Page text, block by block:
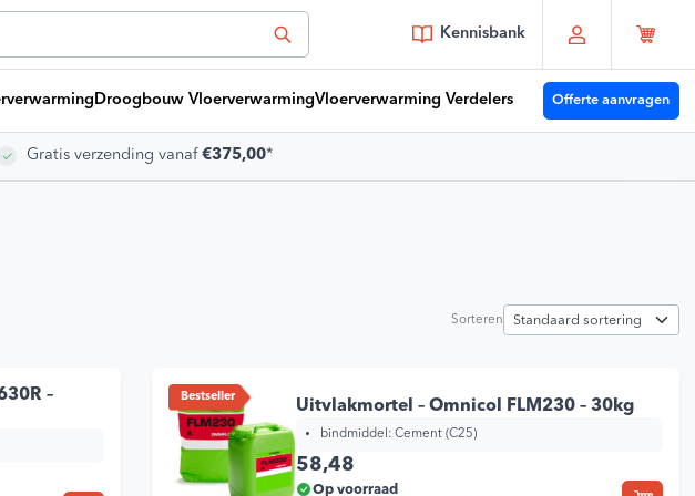
Kennisbank
Voor 15:00 besteld vandaag verzonden
Gratis verzending vanaf€375,00
Droogbouw VloerverwarmingVloerverwarming Verdelers Offerte aanvragen
Gratis verzending vanaf€375,00*
Sorteren
–
Bestseller
Uitvlakmortel – Omnicol FLM230 – 30kg
bindmiddel: Cement (C25)
58,48
Op voorraad